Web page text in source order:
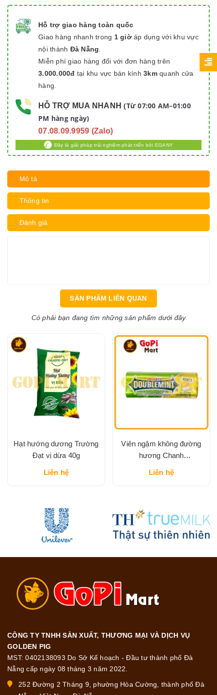
Hỗ trợ giao hàng toàn quốc
Giao hàng nhanh trong 1 giờáp dụng với khu vực
nội thành Đà Nẵng
Miễn phí giao hàng đối với đơn hàng trên
3.000.000đ tại khu vực bán kính 3kmquanh cửa
hàng.
HỖ TRỢ MUA NHANH (Từ 07:00 AM–01:00
PM hàng ngày)
07.08.09.9959 (Zalo)
Đây là giải pháp trải nghiệm phát triển bởi EGANY
Mô tả
Thông tin
Đánh giá
SẢN PHẨM LIÊN QUAN
Có phải bạn đang tìm những sản phẩm dưới đây
Hạt hướng dương Trường
Đạt vị dừa 40g
Liên hệ
Viên ngậm không đường
hương Chanh
Liên hệ
CÔNG TY TNHH SẢN XUẤT, THƯƠNG MẠI VÀ DỊCH VỤ
GOLDEN PIG
MST: 0402138093 Do Sở Kế hoạch - Đầu tư thành phố Đà
Nẵng cấp ngày 08 tháng 3 năm 2022.
252 Đường 2 Tháng 9, phường Hòa Cường, thành phố Đà